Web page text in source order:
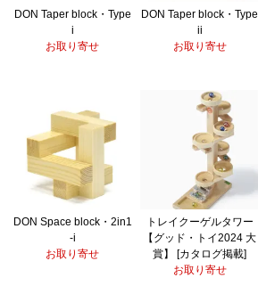
DON Taper block・Type
i
お取り寄せ
DON Taper block・Type
ii
お取り寄せ
DON Space block・2in1
-i
お取り寄せ
トレイクーゲルタワー
【グッド・トイ2024 大
賞】 [カタログ掲載]
お取り寄せ